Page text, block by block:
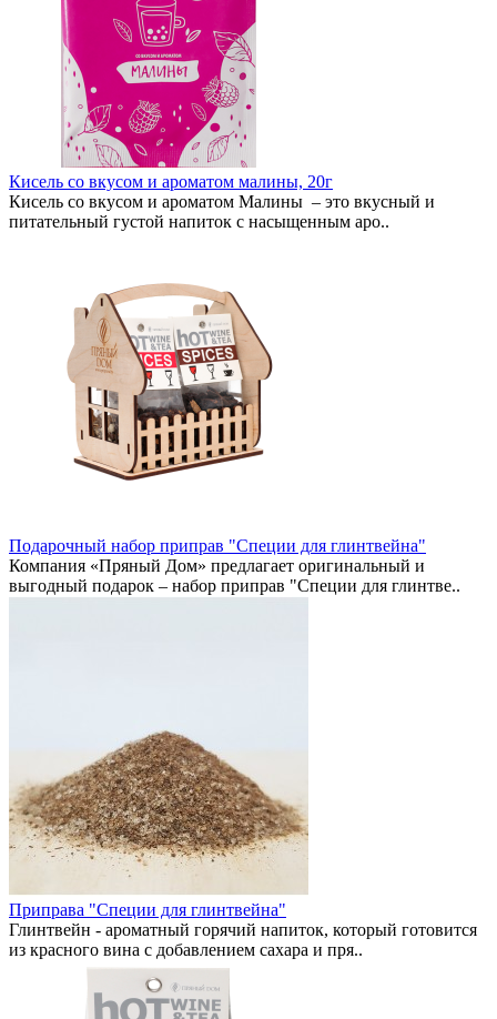
Кисель со вкусом и ароматом малины, 20г
Кисель со вкусом и ароматом Малины – это вкусный и
питательный густой напиток с насыщенным аро..
Подарочный набор приправ "Специи для глинтвейна"
Компания «Пряный Дом» предлагает оригинальный и
выгодный подарок – набор приправ "Специи для глинтве..
Приправа "Специи для глинтвейна"
Глинтвейн - ароматный горячий напиток, который готовится
из красного вина с добавлением сахара и пря..